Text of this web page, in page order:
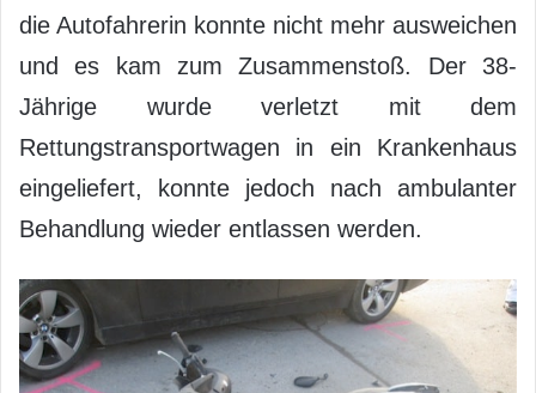
die Autofahrerin konnte nicht mehr ausweichen
und es kam zum Zusammenstoß. Der 38-
Jährige wurde verletzt mit dem
Rettungstransportwagen in ein Krankenhaus
eingeliefert, konnte jedoch nach ambulanter
Behandlung wieder entlassen werden.